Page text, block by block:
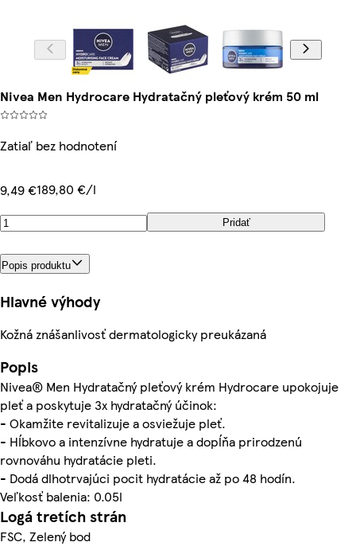
Nivea Men Hydrocare Hydratačný pleťový krém 50 ml
Zatiaľ bez hodnotení
9,49 €189,80 €/l
Pridať
Popis produktu
Hlavné výhody
Kožná znášanlivosť dermatologicky preukázaná
Popis
Nivea® Men Hydratačný pleťový krém Hydrocare upokojuje
pleť a poskytuje 3x hydratačný účinok:
- Okamžite revitalizuje a osviežuje pleť.
- Hĺbkovo a intenzívne hydratuje a dopĺňa prirodzenú
rovnováhu hydratácie pleti.
- Dodá dlhotrvajúci pocit hydratácie až po 48 hodín.
Veľkosť balenia: 0.05l
Logá tretích strán
FSC, Zelený bod